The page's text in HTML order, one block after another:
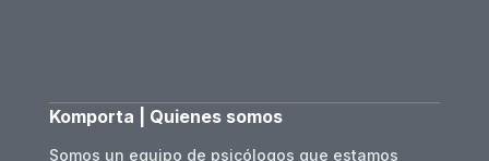
Komporta | Quienes somos
Somos un equipo de psicólogos que estamos